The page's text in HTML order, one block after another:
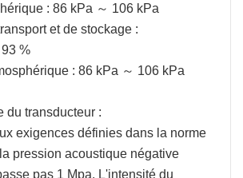
: 86 kPa ～ 106 kPa
et de stockage :
%
: 86 kPa ～ 106 kPa
du transducteur :
exigences définies dans la norme
pression acoustique négative
pas 1 Mpa. L'intensité du